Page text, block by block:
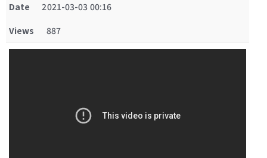
Date
2021-03-03 00:16
Views
887